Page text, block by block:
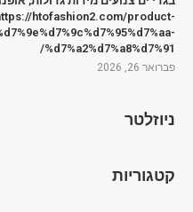
htofashion2.com/product-
%d7%a2%d7%a8%d7%91/
פברואר 26, 2026
ניוזלטר
קטגוריות